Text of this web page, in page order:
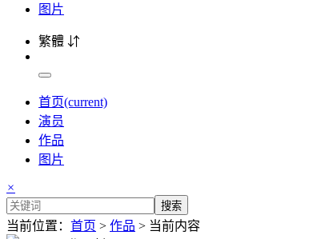
图片
繁體 ⇵
首页(current)
演员
作品
图片
×
搜索
当前位置： 首页 > 作品 > 当前内容